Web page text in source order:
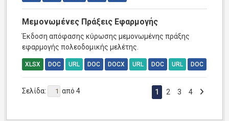
Μεμονωμένες Πράξεις Εφαρμογής
Έκδοση απόφασης κύρωσης μεμονωμένης πράξης
εφαρμογής πολεοδομικής μελέτης.
XLSX DOC URL DOC DOCX URL DOC URL DOC
Σελίδα: από 4 1 2 3 4